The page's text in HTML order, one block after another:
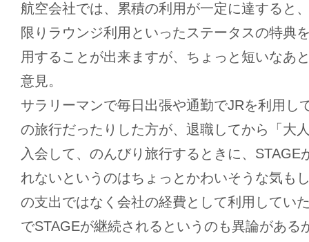
航空会社では、累積の利用が一定に達すると
限りラウンジ利用といったステータスの特典
用することが出来ますが、ちょっと短いなあ
意見。
サラリーマンで毎日出張や通勤でJRを利用し
の旅行だったりした方が、退職してから「大
入会して、のんびり旅行するときに、STAGE
れないというのはちょっとかわいそうな気も
の支出ではなく会社の経費として利用してい
でSTAGEが継続されるというのも異論がある